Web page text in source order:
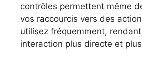
contrôles permettent même
vos raccourcis vers des
utilisez fréquemment,
interaction plus directe et